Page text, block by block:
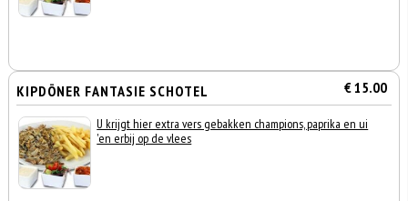
KIPDÖNER FANTASIE SCHOTEL € 15.00
U krijgt hier extra vers gebakken champions, paprika en ui
'en erbij op de vlees